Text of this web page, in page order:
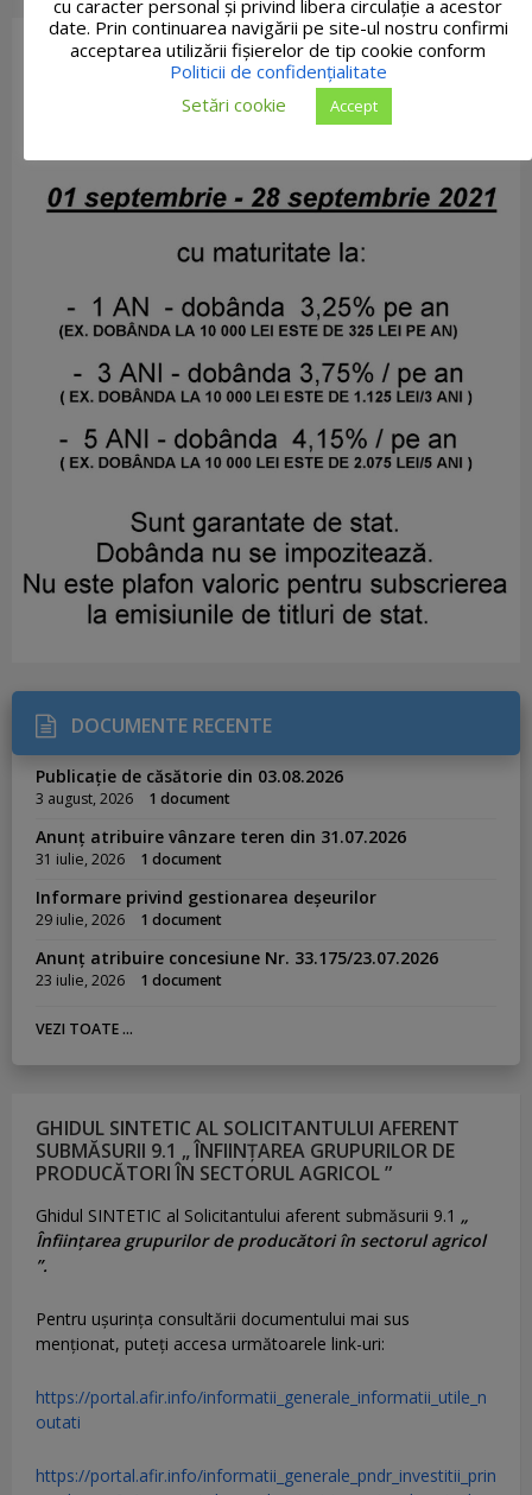
DOCUMENTE RECENTE
Publicație de căsătorie din 03.08.2026
3 august, 2026 1 document
Anunț atribuire vânzare teren din 31.07.2026
31 iulie, 2026 1 document
Informare privind gestionarea deșeurilor
29 iulie, 2026 1 document
Anunț atribuire concesiune Nr. 33.175/23.07.2026
23 iulie, 2026 1 document
VEZI TOATE ...
GHIDUL SINTETIC AL SOLICITANTULUI AFERENT
SUBMĂSURII 9.1 „ ÎNFIINȚAREA GRUPURILOR DE
PRODUCĂTORI ÎN SECTORUL AGRICOL ”
Ghidul SINTETIC al Solicitantului aferent submăsurii 9.1 „
Înființarea grupurilor de producători în sectorul agricol
”.
Pentru uşurinţa consultării documentului mai sus
menţionat, puteţi accesa următoarele link-uri:
https://portal.afir.info/informatii_generale_informatii_utile_n
outati
https://portal.afir.info/informatii_generale_pndr_investitii_prin
cu caracter personal și privind libera circulație a acestor
date. Prin continuarea navigării pe site-ul nostru confirmi
acceptarea utilizării fişierelor de tip cookie conform
Politicii de confidențialitate
Setări cookie
Accept